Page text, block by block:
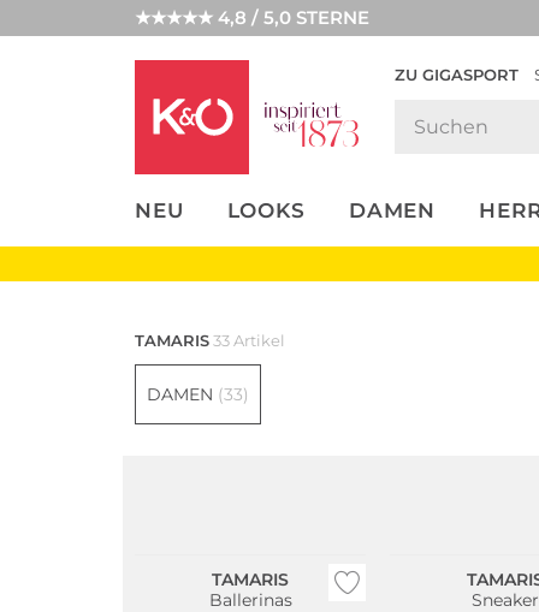
★★★★★ 4,8 / 5,0 STERNE
ZU GIGASPORT
NEU LOOKS DAMEN
UNSERE APP
CLICK &
TAMARIS33 Artikel
DAMEN (33)
TAMARIS
Ballerinas
Sneaker